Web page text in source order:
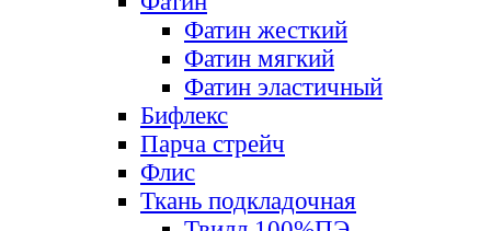
Фатин жесткий
Фатин мягкий
Фатин элаcтичный
Бифлекс
Парча стрейч
Флис
Ткань подкладочная